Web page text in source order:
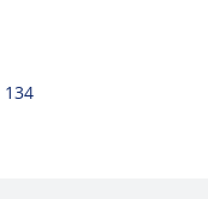
134